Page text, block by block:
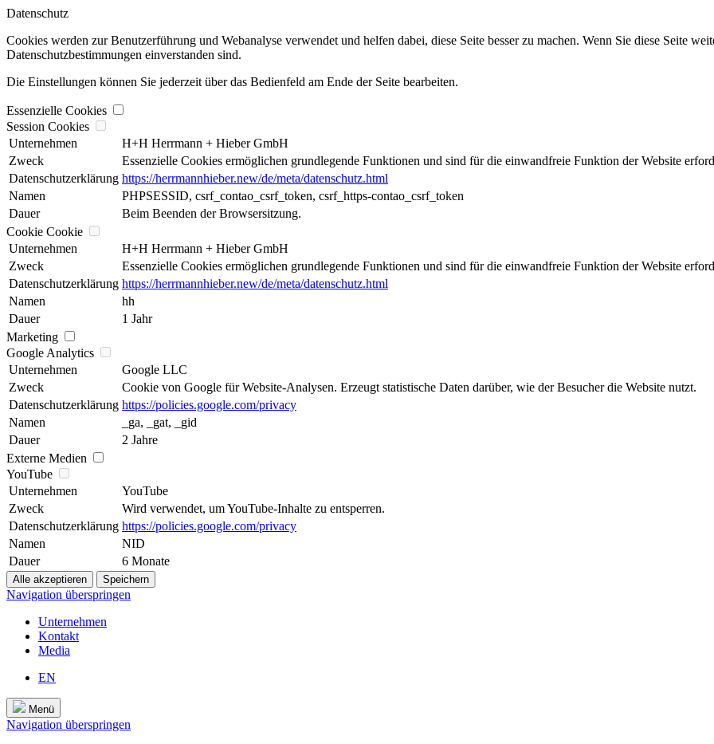
Datenschutz
Cookies werden zur Benutzerführung und Webanalyse verwendet und helfen dabei, diese Seite besser zu machen. Wenn Sie diese Seite
Datenschutzbestimmungen einverstanden sind.
Die Einstellungen können Sie jederzeit über das Bedienfeld am Ende der Seite bearbeiten.
Essenzielle Cookies
Session Cookies
Unternehmen
H+H Herrmann + Hieber GmbH
Zweck
Essenzielle Cookies ermöglichen grundlegende Funktionen und sind für die einwandfreie Funktion der Website
Datenschutzerklärung https://herrmannhieber.new/de/meta/datenschutz.html
Namen
PHPSESSID, csrf_contao_csrf_token, csrf_https-contao_csrf_token
Dauer
Beim Beenden der Browsersitzung.
Cookie Cookie
Unternehmen
H+H Herrmann + Hieber GmbH
Zweck
Essenzielle Cookies ermöglichen grundlegende Funktionen und sind für die einwandfreie Funktion der Website
Datenschutzerklärung https://herrmannhieber.new/de/meta/datenschutz.html
Namen
hh
Dauer
1 Jahr
Marketing
Google Analytics
Unternehmen
Google LLC
Zweck
Cookie von Google für Website-Analysen. Erzeugt statistische Daten darüber, wie der Besucher die Website nutzt.
Datenschutzerklärung https://policies.google.com/privacy
Namen
_ga, _gat, _gid
Dauer
2 Jahre
Externe Medien
YouTube
Unternehmen
YouTube
Zweck
Wird verwendet, um YouTube-Inhalte zu entsperren.
Datenschutzerklärung https://policies.google.com/privacy
Namen
NID
Dauer
6 Monate
Navigation überspringen
Unternehmen
Kontakt
Media
EN
Menü
Navigation überspringen